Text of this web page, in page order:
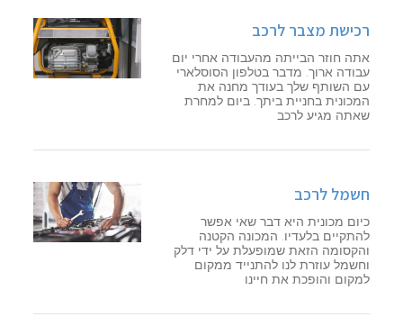
רכישת מצבר לרכב
אתה חוזר הבייתה מהעבודה אחרי יום
עבודה ארוך. מדבר בטלפון הסוסלארי
עם השותף שלך בעודך מחנה את
המכונית בחניית ביתך. ביום למחרת
שאתה מגיע לרכב
חשמל לרכב
כיום מכונית היא דבר שאי אפשר
להתקיים בלעדיו. המכונה הקטנה
והקסומה הזאת שמופעלת על ידי דלק
וחשמל עוזרת לנו להתנייד ממקום
למקום והופכת את חיינו